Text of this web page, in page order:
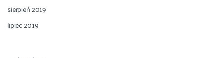
sierpień 2019
lipiec 2019